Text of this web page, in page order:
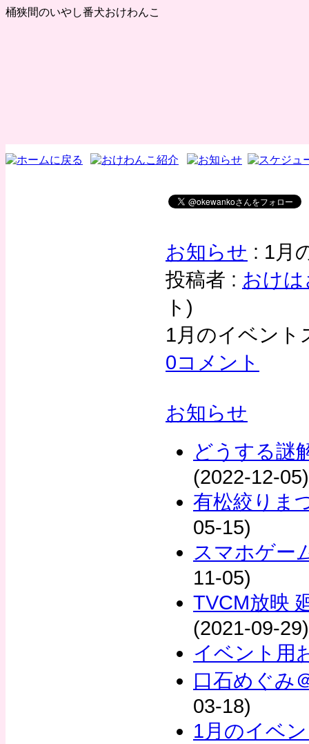
桶狭間のいやし番犬おけわんこ
お知らせ : 1月
投稿者 : おけ
ト )
1月のイベント
0コメント
お知らせ
どうする謎
(2022-12-05)
有松絞りま
05-15)
スマホゲー
11-05)
TVCM放映
(2021-09-29)
イベント用
口石めぐみ
03-18)
1月のイベ